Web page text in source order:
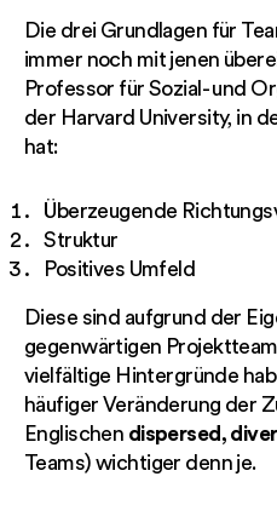
Die drei Grundlagen für
immer noch mit jenen
Professor für Sozial- und
der Harvard University, in
hat:
Überzeugende
Struktur
Positives Umfeld
Diese sind aufgrund der
gegenwärtigen
vielfältige Hintergründe
häufiger Veränderung der
Englischen dispersed,
Teams) wichtiger denn je.